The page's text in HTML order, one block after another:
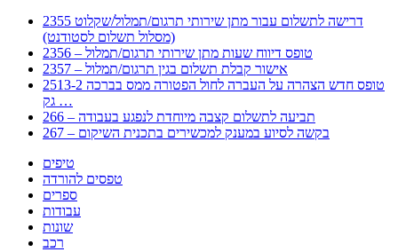
2355 דרישה לתשלום עבור מתן שירותי תרגום/תמלול/שקלוט
(מסלול תשלום לסטודנט)
2356 – טופס דיווח שעות מתן שירותי תרגום/תמלול
2357 – אישור קבלת תשלום בגין תרגום/תמלול
2513-2 טופס חדש הצהרה על העברה לחול הפטורה ממס בברכה
גק …
266 – תביעה לתשלום קצבה מיוחדת לנפגע בעבודה
267 – בקשה לסיוע במענק למכשירים בתכנית השיקום
טיפים
טפסים להורדה
ספרים
עבודות
שונות
רכב